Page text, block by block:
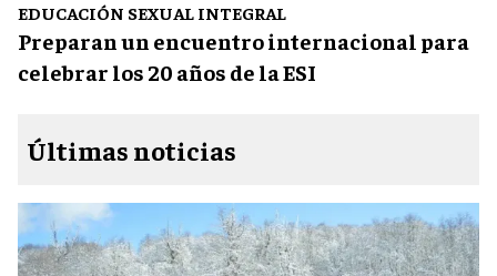
EDUCACIÓN SEXUAL INTEGRAL
Preparan un encuentro internacional para
celebrar los 20 años de la ESI
Últimas noticias